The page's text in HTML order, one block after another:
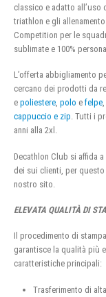
classico e adatto all’uso
triathlon e gli
Competition per le
sublimate e 100%
L’offerta abbigliamento
cercano dei prodotti da
e poliestere, polo e felpe
cappuccio e zip. Tutti i
anni alla 2xl.
Decathlon Club si affida
dei sui clienti, per
nostro sito.
ELEVATA QUALITÀ DI
Il procedimento di
garantisce la qualità più
caratteristiche principali:
Trasferimento di